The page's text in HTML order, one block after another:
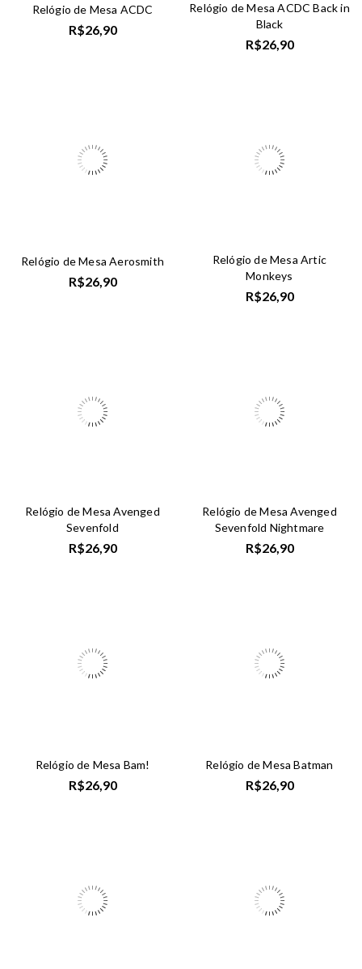
Relógio de Mesa ACDC
R$26,90
Relógio de Mesa ACDC Back in
Black
R$26,90
Relógio de Mesa Aerosmith
R$26,90
Relógio de Mesa Artic
Monkeys
R$26,90
Relógio de Mesa Avenged
Sevenfold
R$26,90
Relógio de Mesa Avenged
Sevenfold Nightmare
R$26,90
Relógio de Mesa Bam!
R$26,90
Relógio de Mesa Batman
R$26,90